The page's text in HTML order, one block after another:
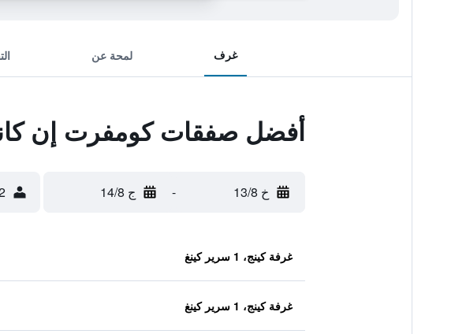
غرف لمحة عن
أفضل صفقات كومفرت إن
خ 13/8 - ج 14/8 2 من
غرفة كينج، 1 سرير كينغ
غرفة كينج، 1 سرير كينغ